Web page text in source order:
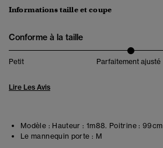
Informations taille et coupe
Conforme à la taille
Petit Parfaitement ajusté
Lire Les Avis
Modèle : Hauteur : 1m88. Poitrine : 99cm
Le mannequin porte : M